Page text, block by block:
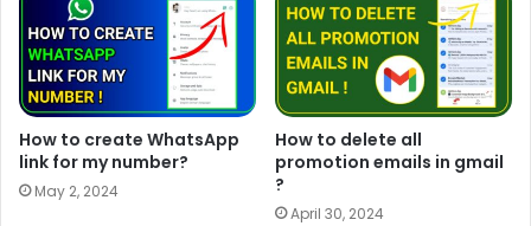
How to create WhatsApp
link for my number?
May 2, 2024
How to delete all
promotion emails in gmail
?
April 30, 2024